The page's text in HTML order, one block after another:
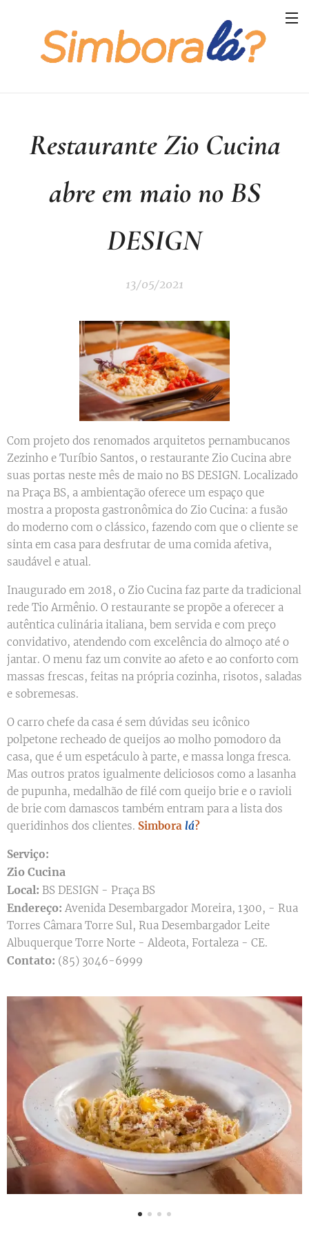
Restaurante Zio Cucina
abre em maio no BS
DESIGN
13/05/2021
Com projeto dos renomados arquitetos pernambucanos
Zezinho e Turíbio Santos, o restaurante Zio Cucina abre
suas portas neste mês de maio no BS DESIGN. Localizado
na Praça BS, a ambientação oferece um espaço que
mostra a proposta gastronômica do Zio Cucina: a fusão
do moderno com o clássico, fazendo com que o cliente se
sinta em casa para desfrutar de uma comida afetiva,
saudável e atual.
Inaugurado em 2018, o Zio Cucina faz parte da tradicional
rede Tio Armênio. O restaurante se propõe a oferecer a
autêntica culinária italiana, bem servida e com preço
convidativo, atendendo com excelência do almoço até o
jantar. O menu faz um convite ao afeto e ao conforto com
massas frescas, feitas na própria cozinha, risotos, saladas
e sobremesas.
O carro chefe da casa é sem dúvidas seu icônico
polpetone recheado de queijos ao molho pomodoro da
casa, que é um espetáculo à parte, e massa longa fresca.
Mas outros pratos igualmente deliciosos como a lasanha
de pupunha, medalhão de filé com queijo brie e o ravioli
de brie com damascos também entram para a lista dos
queridinhos dos clientes. Simbora lá?
Serviço:
Zio Cucina
Local: BS DESIGN - Praça BS
Endereço: Avenida Desembargador Moreira, 1300, - Rua
Torres Câmara Torre Sul, Rua Desembargador Leite
Albuquerque Torre Norte - Aldeota, Fortaleza - CE.
Contato: (85) 3046-6999